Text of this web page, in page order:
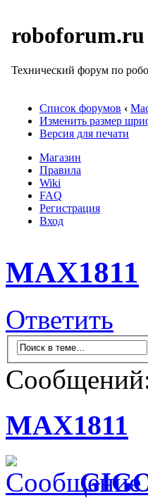
roboforum.ru
Технический форум по
Список форумов ‹
Изменить размер
Версия для печати
Магазин
Правила
Wiki
FAQ
Регистрация
Вход
MAX1811
Ответить
MAX1811